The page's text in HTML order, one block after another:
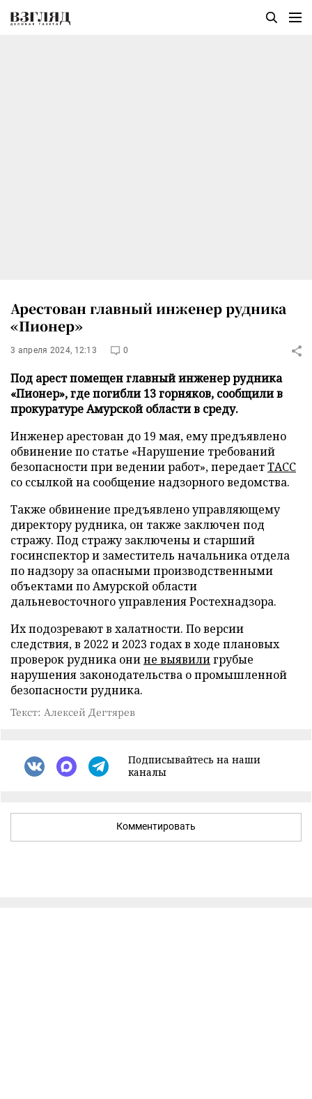
Арестован главный инженер рудника
«Пионер»
3 апреля 2024, 12:13 0
Под арест помещен главный инженер рудника
«Пионер», где погибли 13 горняков, сообщили в
прокуратуре Амурской области в среду.
Инженер арестован до 19 мая, ему предъявлено
обвинение по статье «Нарушение требований
безопасности при ведении работ», передаетТАСС
со ссылкой на сообщение надзорного ведомства.
Также обвинение предъявлено управляющему
директору рудника, он также заключен под
стражу. Под стражу заключены и старший
госинспектор и заместитель начальника отдела
по надзору за опасными производственными
объектами по Амурской области
дальневосточного управления Ростехнадзора.
Их подозревают в халатности. По версии
следствия, в 2022 и 2023 годах в ходе плановых
проверок рудника онине выявилигрубые
нарушения законодательства о промышленной
безопасности рудника.
Текст: Алексей Дегтярев
Подписывайтесь на наши
каналы
Комментировать